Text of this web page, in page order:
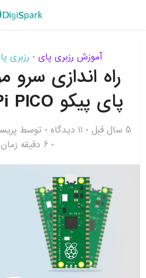
آموزش رزبری پای • رزبری
راه اندازی سرو
پای پیکو Raspberry Pi PICO
5 سال قبل ۱۱ دیدگاه توسط
6 دقیقه زمان مطالعه